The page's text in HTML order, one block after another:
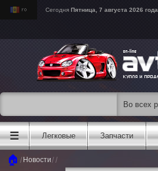
Сегодня Пятница, 7 августа 2026 года
☰ Легковые Запчасти
🏠 / Новости//